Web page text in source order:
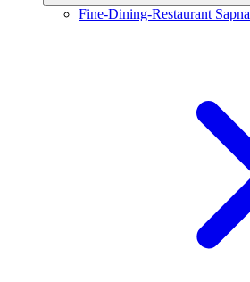
Fine-Dining-Restaurant Sapna